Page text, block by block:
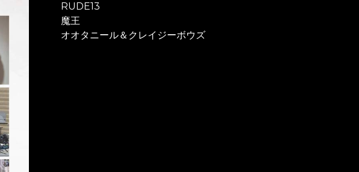
RUDE13
魔王
オオタニール＆クレイジーボウズ